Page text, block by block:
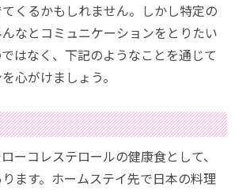
くるかもしれません。しかし特定の
なとコミュニケーションをとりたい
はなく、下記のようなことを通じて
心がけましょう。
ーコレステロールの健康食として、
ます。ホームステイ先で日本の料理